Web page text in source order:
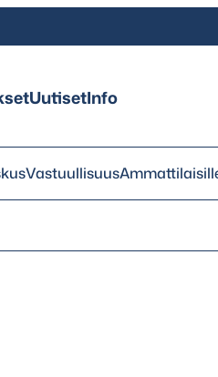
UutisetInfo
Vastuullisuus